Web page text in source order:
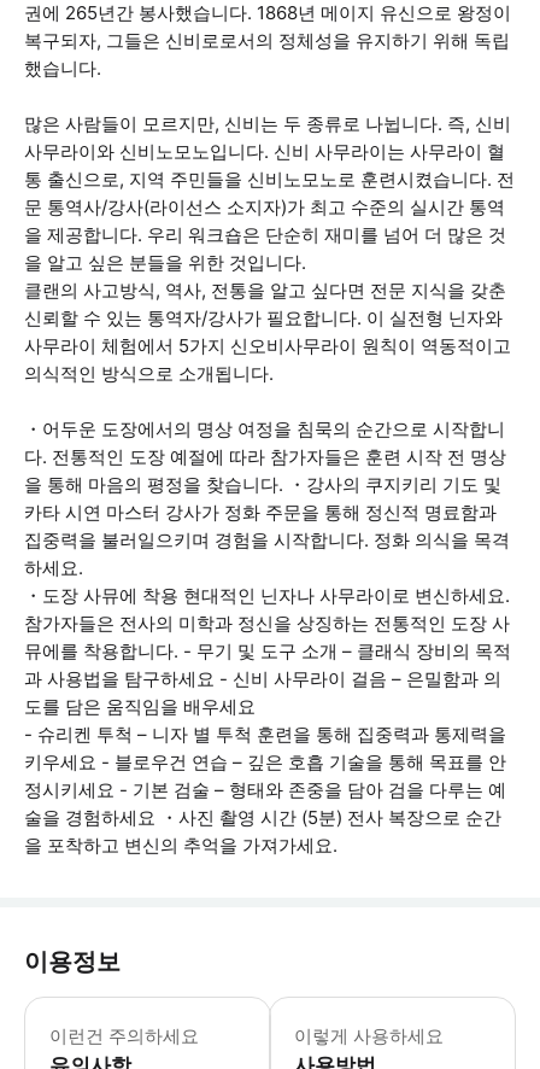
권에 265년간 봉사했습니다. 1868년 메이지 유신으로 왕정이
복구되자, 그들은 신비로로서의 정체성을 유지하기 위해 독립
했습니다.
많은 사람들이 모르지만, 신비는 두 종류로 나뉩니다. 즉, 신비
사무라이와 신비노모노입니다. 신비 사무라이는 사무라이 혈
통 출신으로, 지역 주민들을 신비노모노로 훈련시켰습니다. 전
문 통역사/강사(라이선스 소지자)가 최고 수준의 실시간 통역
을 제공합니다. 우리 워크숍은 단순히 재미를 넘어 더 많은 것
을 알고 싶은 분들을 위한 것입니다.
클랜의 사고방식, 역사, 전통을 알고 싶다면 전문 지식을 갖춘
신뢰할 수 있는 통역자/강사가 필요합니다. 이 실전형 닌자와
사무라이 체험에서 5가지 신오비사무라이 원칙이 역동적이고
의식적인 방식으로 소개됩니다.
・어두운 도장에서의 명상 여정을 침묵의 순간으로 시작합니
다. 전통적인 도장 예절에 따라 참가자들은 훈련 시작 전 명상
을 통해 마음의 평정을 찾습니다. ・강사의 쿠지키리 기도 및
카타 시연 마스터 강사가 정화 주문을 통해 정신적 명료함과
집중력을 불러일으키며 경험을 시작합니다. 정화 의식을 목격
하세요.
・도장 사뮤에 착용 현대적인 닌자나 사무라이로 변신하세요.
참가자들은 전사의 미학과 정신을 상징하는 전통적인 도장 사
뮤에를 착용합니다. - 무기 및 도구 소개 – 클래식 장비의 목적
과 사용법을 탐구하세요 - 신비 사무라이 걸음 – 은밀함과 의
도를 담은 움직임을 배우세요
- 슈리켄 투척 – 니자 별 투척 훈련을 통해 집중력과 통제력을
키우세요 - 블로우건 연습 – 깊은 호흡 기술을 통해 목표를 안
정시키세요 - 기본 검술 – 형태와 존중을 담아 검을 다루는 예
술을 경험하세요 ・사진 촬영 시간 (5분) 전사 복장으로 순간
을 포착하고 변신의 추억을 가져가세요.
이용정보
이런건 주의하세요
참가자와 함께 관람자가 있는 경우 도
이렇게 사용하세요